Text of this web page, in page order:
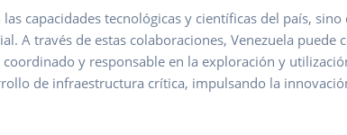
capacidades tecnológicas y científicas del país,
A través de estas colaboraciones, Venezuela
y responsable en la exploración y
de infraestructura crítica, impulsando la